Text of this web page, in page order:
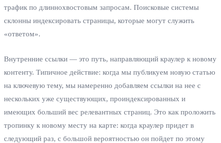
трафик по длиннохвостовым запросам. Поисковые системы
склонны индексировать страницы, которые могут служить
«ответом».
Внутренние ссылки — это путь, направляющий краулер к новому
контенту. Типичное действие: когда мы публикуем новую статью
на ключевую тему, мы намеренно добавляем ссылки на нее с
нескольких уже существующих, проиндексированных и
имеющих больший вес релевантных страниц. Это как проложить
тропинку к новому месту на карте: когда краулер придет в
следующий раз, с большой вероятностью он пойдет по этому